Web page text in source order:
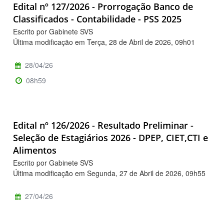
Edital nº 127/2026 - Prorrogação Banco de
Classificados - Contabilidade - PSS 2025
Escrito por Gabinete SVS
Última modificação em Terça, 28 de Abril de 2026, 09h01
28/04/26
08h59
Edital nº 126/2026 - Resultado Preliminar -
Seleção de Estagiários 2026 - DPEP, CIET,CTI e
Alimentos
Escrito por Gabinete SVS
Última modificação em Segunda, 27 de Abril de 2026, 09h55
27/04/26